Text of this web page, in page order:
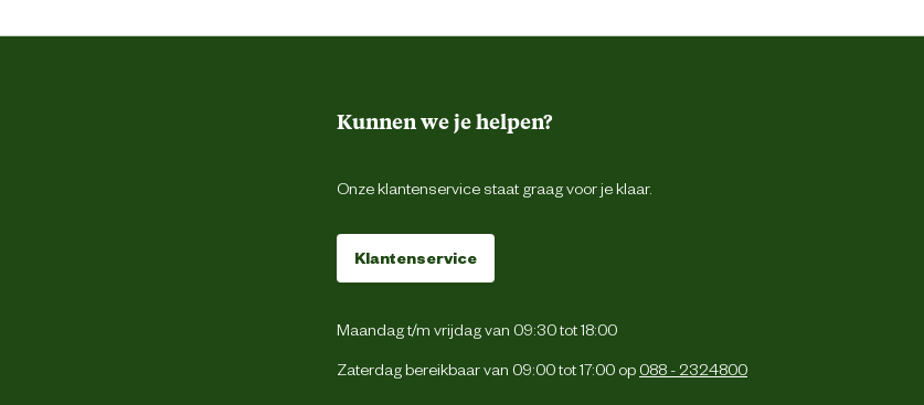
Kunnen we je helpen?
Onze klantenservice staat graag voor je klaar.
Klantenservice
Maandag t/m vrijdag van 09:30 tot 18:00
Zaterdag bereikbaar van 09:00 tot 17:00 op 088 - 2324800